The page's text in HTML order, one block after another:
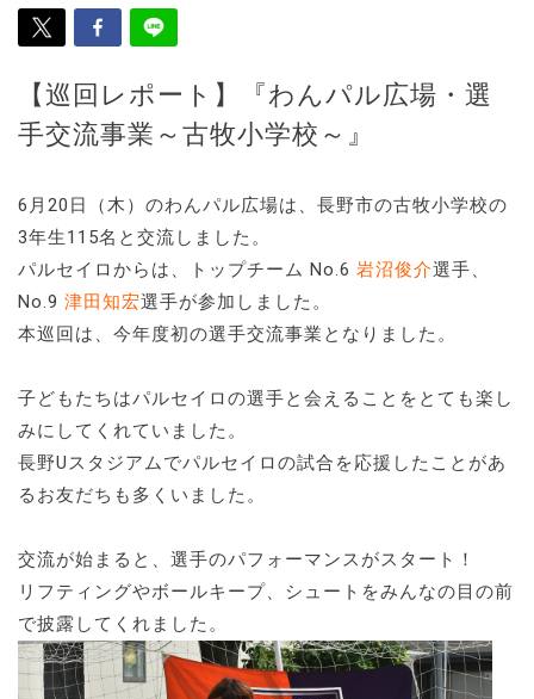
【巡回レポート】『わんパル広場・選
手交流事業～古牧小学校～』
6月20日（木）のわんパル広場は、長野市の古牧小学校の
3年生115名と交流しました。
パルセイロからは、トップチーム No.6 岩沼俊介選手、
No.9 津田知宏選手が参加しました。
本巡回は、今年度初の選手交流事業となりました。
子どもたちはパルセイロの選手と会えることをとても楽し
みにしてくれていました。
長野Uスタジアムでパルセイロの試合を応援したことがあ
るお友だちも多くいました。
交流が始まると、選手のパフォーマンスがスタート！
リフティングやボールキープ、シュートをみんなの目の前
で披露してくれました。